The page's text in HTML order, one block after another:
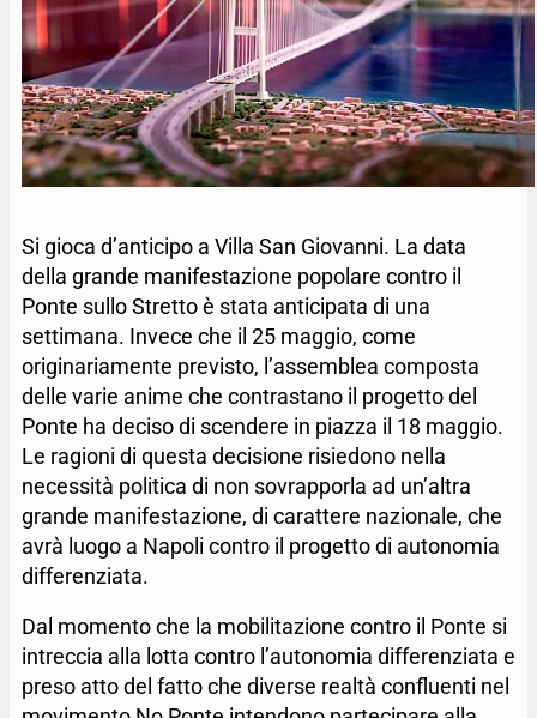
Si gioca d’anticipo a Villa San Giovanni. La data
della grande manifestazione popolare contro il
Ponte sullo Stretto è stata anticipata di una
settimana. Invece che il 25 maggio, come
originariamente previsto, l’assemblea composta
delle varie anime che contrastano il progetto del
Ponte ha deciso di scendere in piazza il 18 maggio.
Le ragioni di questa decisione risiedono nella
necessità politica di non sovrapporla ad un’altra
grande manifestazione, di carattere nazionale, che
avrà luogo a Napoli contro il progetto di autonomia
differenziata.
Dal momento che la mobilitazione contro il Ponte si
intreccia alla lotta contro l’autonomia differenziata e
preso atto del fatto che diverse realtà confluenti nel